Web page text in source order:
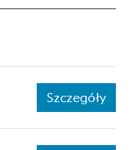
Szczegóły